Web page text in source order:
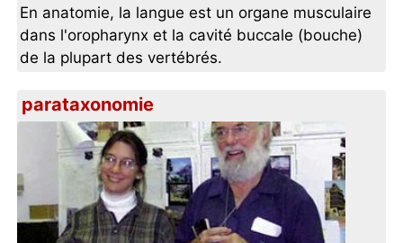
En anatomie, la langue est un organe musculaire
dans l'oropharynx et la cavité buccale (bouche)
de la plupart des vertébrés.
parataxonomie